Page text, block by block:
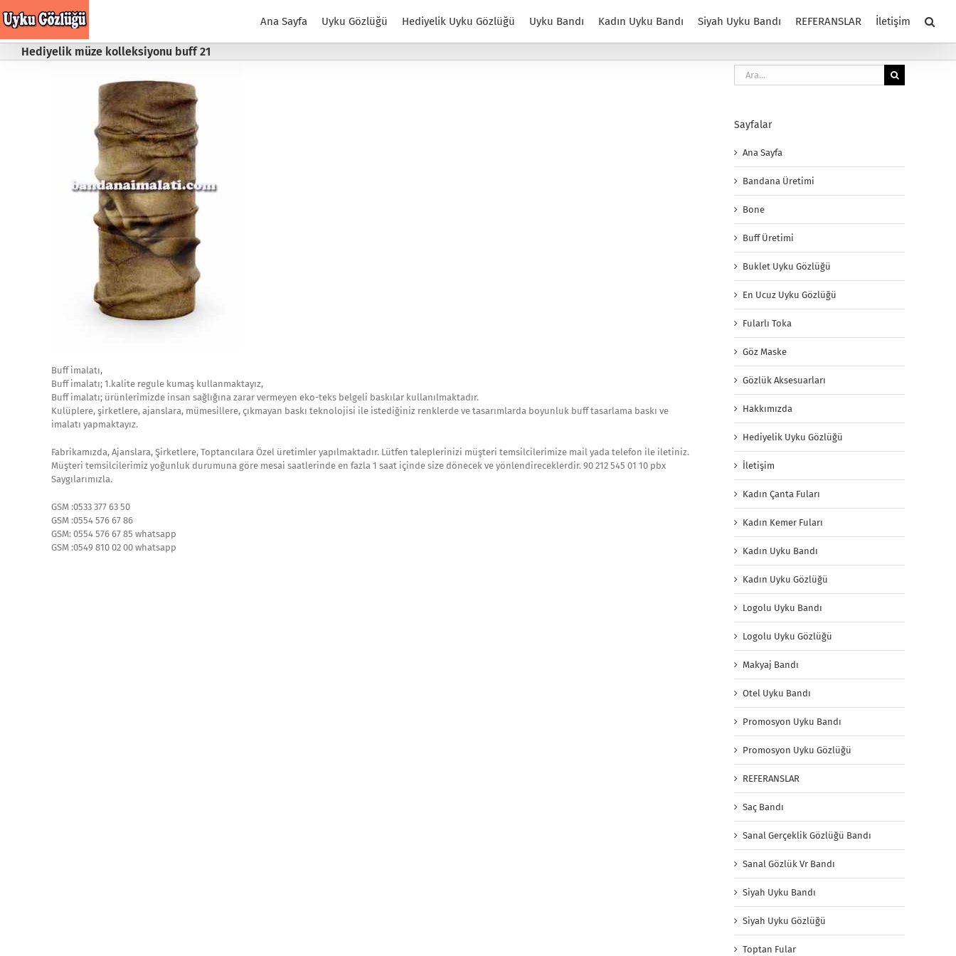
to
Ana Sayfa Uyku Gözlüğü Hediyelik Uyku Gözlüğü Uyku Bandı Kadın Uyku Bandı Siyah Uyku Bandı REFERANSLAR İletişim
Hediyelik müze kolleksiyonu buff 21
Buff imalatı,
Buff imalatı; 1.kalite regule kumaş kullanmaktayız,
Buff imalatı; ürünlerimizde insan sağlığına zarar vermeyen eko-teks belgeli baskılar kullanılmaktadır.
Kulüplere, şirketlere, ajanslara, mümesillere, çıkmayan baskı teknolojisi ile istediğiniz renklerde ve tasarımlarda boyunluk buff tasarlama baskı ve
imalatı yapmaktayız.
Fabrikamızda, Ajanslara, Şirketlere, Toptancılara Özel üretimler yapılmaktadır. Lütfen taleplerinizi müşteri temsilcilerimize mail yada telefon ile iletiniz.
Müşteri temsilcilerimiz yoğunluk durumuna göre mesai saatlerinde en fazla 1 saat içinde size dönecek ve yönlendireceklerdir. 90 212 545 01 10 pbx
Saygılarımızla.
GSM :0533 377 63 50
GSM :0554 576 67 86
GSM: 0554 576 67 85 whatsapp
GSM :0549 810 02 00 whatsapp
Ara:
Sayfalar
Ana Sayfa
Bandana Üretimi
Bone
Buff Üretimi
Buklet Uyku Gözlüğü
En Ucuz Uyku Gözlüğü
Fularlı Toka
Göz Maske
Gözlük Aksesuarları
Hakkımızda
Hediyelik Uyku Gözlüğü
İletişim
Kadın Çanta Fuları
Kadın Kemer Fuları
Kadın Uyku Bandı
Kadın Uyku Gözlüğü
Logolu Uyku Bandı
Logolu Uyku Gözlüğü
Makyaj Bandı
Otel Uyku Bandı
Promosyon Uyku Bandı
Promosyon Uyku Gözlüğü
REFERANSLAR
Saç Bandı
Sanal Gerçeklik Gözlüğü Bandı
Sanal Gözlük Vr Bandı
Siyah Uyku Bandı
Siyah Uyku Gözlüğü
Toptan Fular